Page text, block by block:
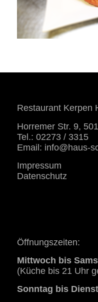
Restaurant Kerpen
Horremer Str. 9,
Tel.: 02273 / 3315
Email: info@haus-
Impressum
Datenschutz
Öffnungszeiten:
Mittwoch bis
(Küche bis 21 Uhr
Sonntag bis